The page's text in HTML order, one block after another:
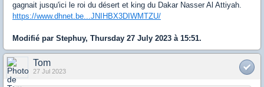
gagnait jusqu'ici le roi du désert et king du Dakar Nasser Al Attiyah.
https://www.dhnet.be...JNIHBX3DIWMTZU/
Modifié par Stephuy, Thursday 27 July 2023 à 15:51.
Tom
27 Jul 2023